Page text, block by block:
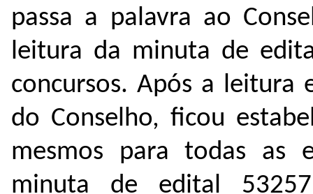
passa a palavra ao
leitura da minuta de
concursos. Após a leitura
do Conselho, ficou
mesmos para todas as
minuta de edital